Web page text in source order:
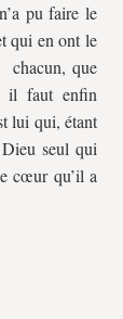
pu faire le
qui en ont le
chacun, que
il faut enfin
lui qui, étant
seul qui
cœur qu’il a